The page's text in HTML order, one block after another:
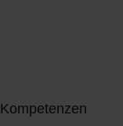
Kompetenzen